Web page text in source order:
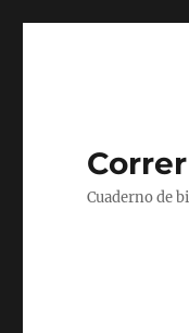
Cuaderno de